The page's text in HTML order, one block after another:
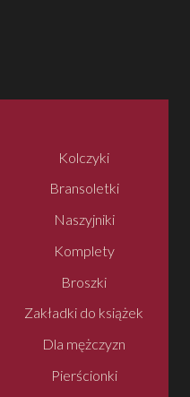
Kolczyki
Bransoletki
Naszyjniki
Komplety
Broszki
Zakładki do książek
Dla mężczyzn
Pierścionki